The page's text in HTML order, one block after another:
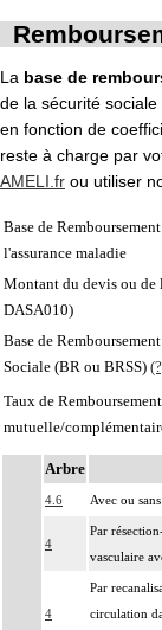
La base de
de la sécurité
en fonction de
reste à charge par
AMELI.fr ou utiliser
Base de
l'assurance maladie
Montant du devis ou de
DASA010)
Base de
Sociale (BR ou BRSS)
Taux de
mutuelle/
Arbre
4.6 Avec ou
4
Par
vasculaire
4
Par
circulation